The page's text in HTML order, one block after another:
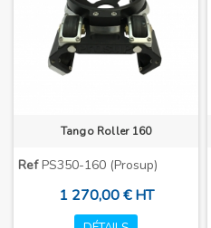
Tango Roller 160
RefPS350-160 (Prosup)
1 270,00 € HT